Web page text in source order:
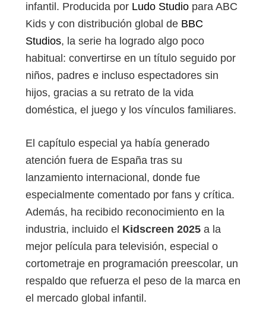
infantil. Producida por Ludo Studio para ABC
Kids y con distribución global de BBC
Studios, la serie ha logrado algo poco
habitual: convertirse en un título seguido por
niños, padres e incluso espectadores sin
hijos, gracias a su retrato de la vida
doméstica, el juego y los vínculos familiares.
El capítulo especial ya había generado
atención fuera de España tras su
lanzamiento internacional, donde fue
especialmente comentado por fans y crítica.
Además, ha recibido reconocimiento en la
industria, incluido el Kidscreen 2025 a la
mejor película para televisión, especial o
cortometraje en programación preescolar, un
respaldo que refuerza el peso de la marca en
el mercado global infantil.